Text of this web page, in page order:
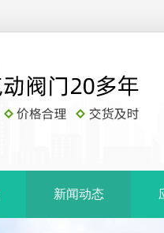
新闻动态